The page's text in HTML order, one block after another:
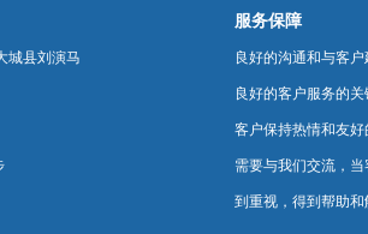
城县刘演马
服务保障
良好的沟通和与客
良好的客户服务的
客户保持热情和友
需要与我们交流，
到重视，得到帮助和